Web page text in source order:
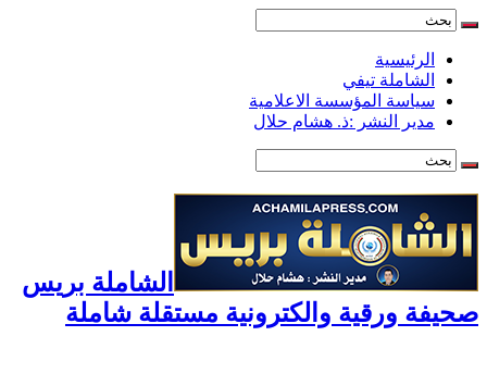
الرئيسية
الشاملة تيفي
سياسة المؤسسة الاعلامية
مدير النشر :ذ. هشام حلال
الشاملة بريس
صحيفة ورقية والكترونية مستقلة شاملة